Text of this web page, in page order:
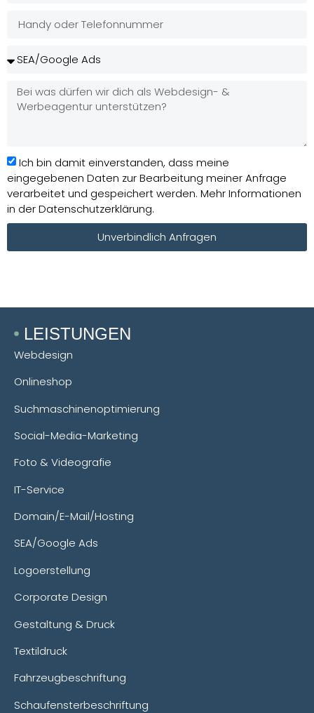
Ich bin damit einverstanden, dass meine
eingegebenen Daten zur Bearbeitung meiner Anfrage
verarbeitet und gespeichert werden. Mehr Informationen
in der Datenschutzerklärung.
Unverbindlich Anfragen
LEISTUNGEN
Webdesign
Onlineshop
Suchmaschinenoptimierung
Social-Media-Marketing
Foto & Videografie
IT-Service
Domain/E-Mail/Hosting
SEA/Google Ads
Logoerstellung
Corporate Design
Gestaltung & Druck
Textildruck
Fahrzeugbeschriftung
Schaufensterbeschriftung